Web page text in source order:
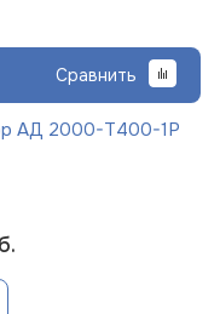
Сравнить
АД 2000-Т400-1Р